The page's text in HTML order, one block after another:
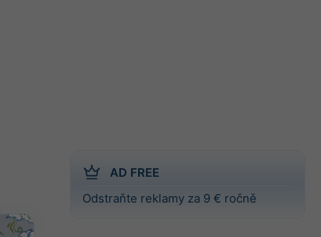
AD FREE
Odstraňte reklamy za 9 € ročně